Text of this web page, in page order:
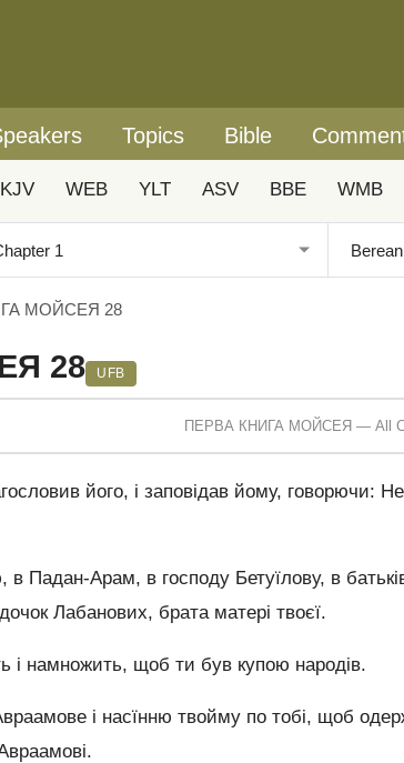
Topics Bible
KJV WEB YLT ASV BBE WMB
МОЙСЕЯ 28
28 UFB
ПЕРВА КНИГА МОЙСЕЯ — All
його, і заповідав йому, говорючи:
Падан-Арам, в господу Бетуїлову, в
Лабанових, брата матері твоєї.
і намножить, щоб ти був купою народів.
і насїнню твойму по тобі, щоб